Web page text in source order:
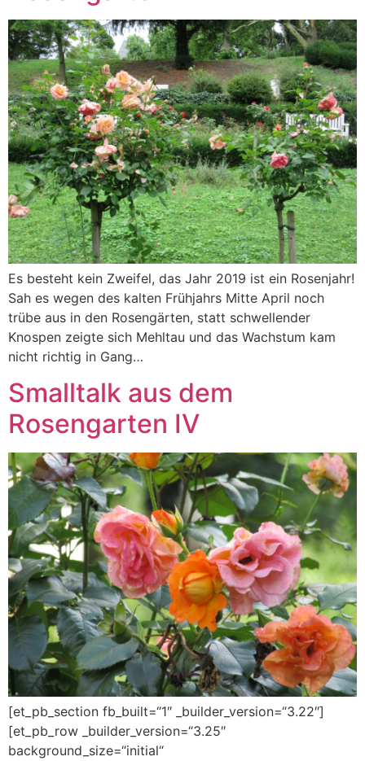
Es besteht kein Zweifel, das Jahr 2019 ist ein Rosenjahr!
Sah es wegen des kalten Frühjahrs Mitte April noch
trübe aus in den Rosengärten, statt schwellender
Knospen zeigte sich Mehltau und das Wachstum kam
nicht richtig in Gang…
Smalltalk aus dem
Rosengarten IV
[et_pb_section fb_built=“1″ _builder_version=“3.22″]
[et_pb_row _builder_version=“3.25″
background_size=“initial“